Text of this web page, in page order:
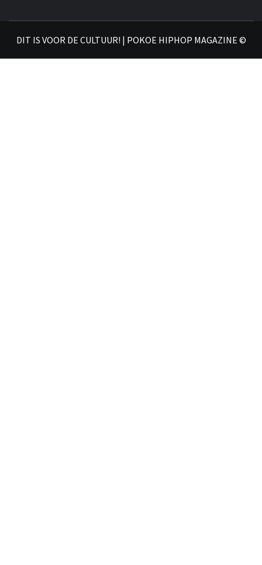
DIT IS VOOR DE CULTUUR! | POKOE HIPHOP MAGAZINE ©